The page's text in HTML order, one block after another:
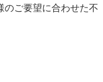
のご要望に合わせた不